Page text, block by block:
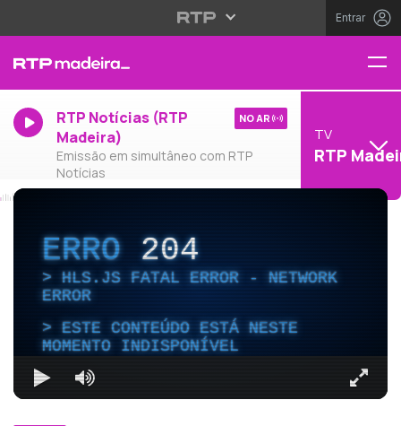
Entrar
RTP Notícias (RTP
Madeira)
Emissão em simultâneo com RTP
Notícias
NO AR
TV
RTP
ERRO204
HLS.JS FATAL ERROR - NETWORK
ERROR
ESTE CONTEÚDO ESTÁ NESTE
MOMENTO INDISPONÍVEL